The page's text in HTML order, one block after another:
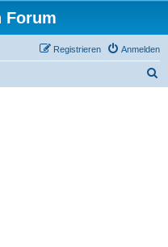
Forum
Anmelden
Registrieren